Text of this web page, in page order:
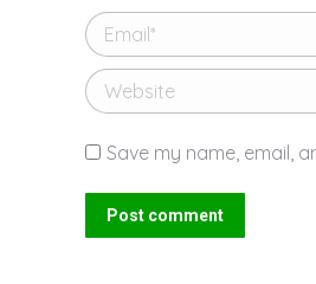
Email *
Website
Save my name, email,
Post comment